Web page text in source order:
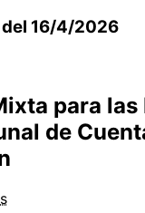
16/4/2026
para las
de